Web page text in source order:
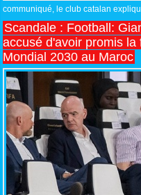
communiqué, le club catalan
Scandale : Football:
accusé d'avoir promis la
Mondial 2030 au Maroc